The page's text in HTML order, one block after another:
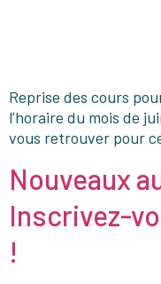
Reprise des cours
l’horaire du mois de
vous retrouver pour
Nouveaux
Inscrivez-
!